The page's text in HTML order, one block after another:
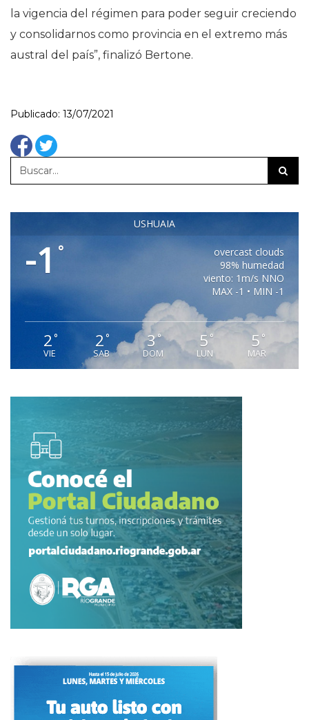
la vigencia del régimen para poder seguir creciendo
y consolidarnos como provincia en el extremo más
austral del país”, finalizó Bertone.
Publicado: 13/07/2021
USHUAIA
-1 °
overcast clouds
98% humedad
viento: 1m/s NNO
MAX -1 • MIN -1
2°
VIE
2 °
SAB
3°
DOM
5 °
LUN
5 °
MAR